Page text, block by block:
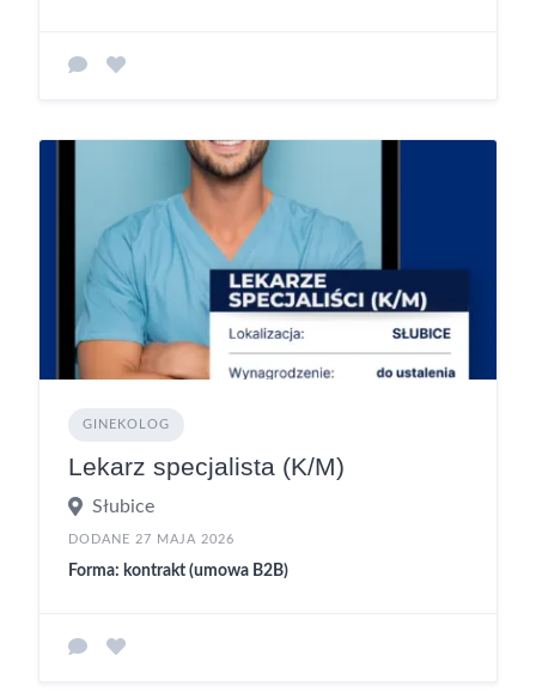
GINEKOLOG
Lekarz specjalista (K/M)
Słubice
DODANE 27 MAJA 2026
Forma: kontrakt (umowa B2B)